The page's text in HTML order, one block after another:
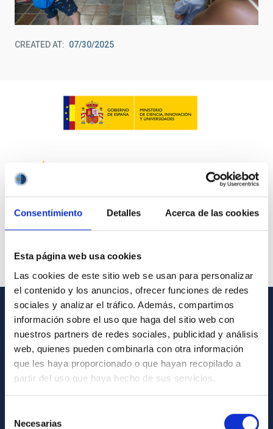
Consentimiento Detalles Acerca de las cookies
Esta página web usa cookies
Las cookies de este sitio web se usan para personalizar
el contenido y los anuncios, ofrecer funciones de redes
sociales y analizar el tráfico. Además, compartimos
información sobre el uso que haga del sitio web con
nuestros partners de redes sociales, publicidad y análisis
web, quienes pueden combinarla con otra información
que les haya proporcionado o que hayan recopilado a
partir del uso que haya hecho de sus servicios.
Necesarias
CREATED AT 07/30/2025
GENERAL INFORMATION
Contact
How to get to the IAC